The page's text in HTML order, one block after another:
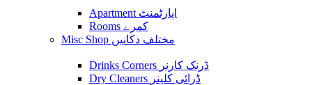
Apartment اپارٹمنٹ
Rooms کمرے
Misc Shop مختلف دکانیں
Drinks Corners ڈرنک کارنر
Dry Cleaners ڈرائی کلینر